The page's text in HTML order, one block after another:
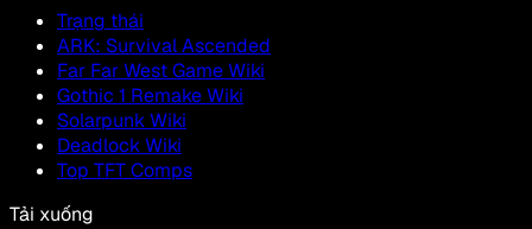
Trạng thái
ARK: Survival Ascended
Far Far West Game Wiki
Gothic 1 Remake Wiki
Solarpunk Wiki
Deadlock Wiki
Top TFT Comps
Tải xuống